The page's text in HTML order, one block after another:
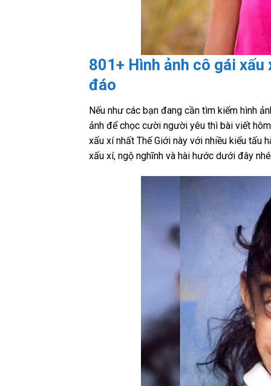
801+ Hình ảnh cô gái
đáo
Nếu như các bạn đang cần tìm kiếm hình
ảnh để chọc cười người yêu thì bài viết
xấu xí nhất Thế Giới này với nhiều kiểu tấu
xấu xí, ngộ nghĩnh và hài hước dưới đây